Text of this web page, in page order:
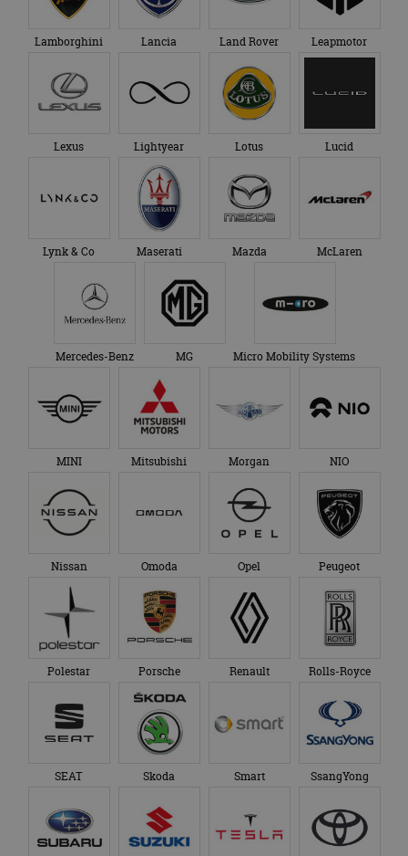
Lamborghini Lancia Land Rover Leapmotor
Lexus Lightyear Lotus Lucid
Lynk & Co Maserati Mazda McLaren
Mercedes-Benz MG Micro Mobility Systems
MINI Mitsubishi Morgan NIO
Nissan Omoda Opel Peugeot
Polestar Porsche Renault Rolls-Royce
SEAT Skoda Smart SsangYong